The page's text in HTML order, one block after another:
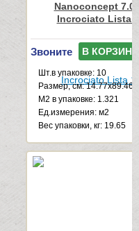
Nanoconcept 7.0
Incrociato Lista
Звоните В КОРЗИНУ
Шт.в упаковке: 10
Размер, см: 14.77x89.46
М2 в упаковке: 1.321
Ед.измерения: м2
Веc упаковки, кг: 19.65